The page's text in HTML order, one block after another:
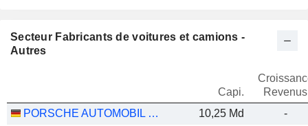
Secteur Fabricants de voitures et camions -
Autres
Capi.
Revenus
PORSCHE AUTOMOBIL HOLDING SE
10,25 Md
-